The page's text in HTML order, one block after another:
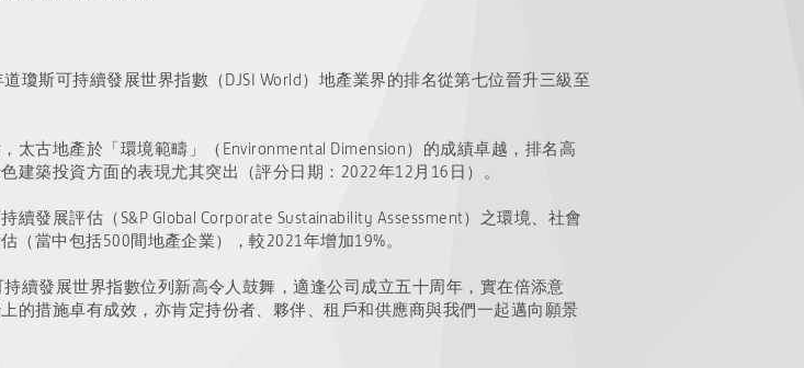
瓊斯可持續發展世界指數（DJSI World）地產業界的排名從第七位晉升三級至
古地產於「環境範疇」（Environmental Dimension）的成績卓越，排名高
築投資方面的表現尤其突出（評分日期：2022年12月16日）。
發展評估（S&P Global Corporate Sustainability Assessment）之環境、社會
（當中包括500間地產企業），較2021年增加19%。
續發展世界指數位列新高令人鼓舞，適逢公司成立五十周年，實在倍添意
的措施卓有成效，亦肯定持份者、夥伴、租戶和供應商與我們一起邁向願景